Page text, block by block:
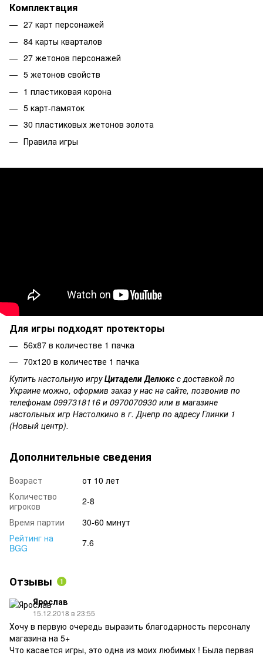
Комплектация
27 карт персонажей
84 карты кварталов
27 жетонов персонажей
5 жетонов свойств
1 пластиковая корона
5 карт-памяток
30 пластиковых жетонов золота
Правила игры
Для игры подходят протекторы
56х87 в количестве 1 пачка
70х120 в количестве 1 пачка
Купить настольную игруЦитадели Делюкс с доставкой по
Украине можно, оформив заказ у нас на сайте, позвонив по
телефонам 0997318116 и 0970070930 или в магазине
настольных игр Настолкино в г. Днепр по адресу Глинки 1
(Новый центр).
Дополнительные сведения
Возраст
от 10 лет
Количество
игроков
2-8
Время партии
30-60 минут
Рейтинг на
BGG
7.6
Отзывы 1
Ярослав
15.12.2018 в 23:55
Хочу в первую очередь выразить благодарность персоналу
магазина на 5+
Что касается игры, это одна из моих любимых ! Была первая